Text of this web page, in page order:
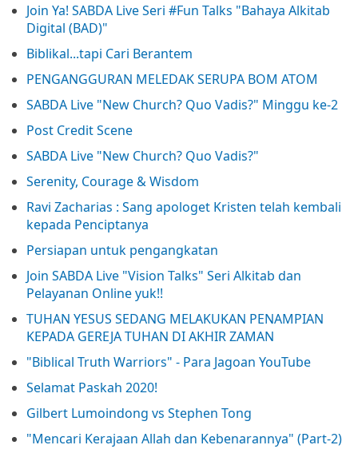
Join Ya! SABDA Live Seri #Fun Talks "Bahaya Alkitab
Digital (BAD)"
Biblikal...tapi Cari Berantem
PENGANGGURAN MELEDAK SERUPA BOM ATOM
SABDA Live "New Church? Quo Vadis?" Minggu ke-2
Post Credit Scene
SABDA Live "New Church? Quo Vadis?"
Serenity, Courage & Wisdom
Ravi Zacharias : Sang apologet Kristen telah kembali
kepada Penciptanya
Persiapan untuk pengangkatan
Join SABDA Live "Vision Talks" Seri Alkitab dan
Pelayanan Online yuk!!
TUHAN YESUS SEDANG MELAKUKAN PENAMPIAN
KEPADA GEREJA TUHAN DI AKHIR ZAMAN
"Biblical Truth Warriors" - Para Jagoan YouTube
Selamat Paskah 2020!
Gilbert Lumoindong vs Stephen Tong
"Mencari Kerajaan Allah dan Kebenarannya" (Part-2)